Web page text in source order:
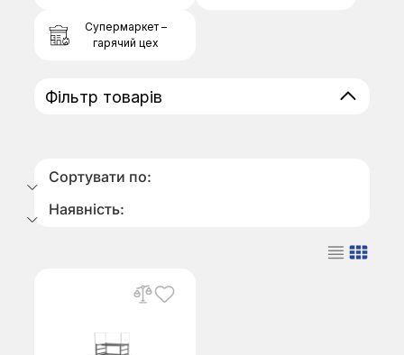
Фільтр товарів
Супермаркет –
гарячий цех
Сортувати по:
Наявність: